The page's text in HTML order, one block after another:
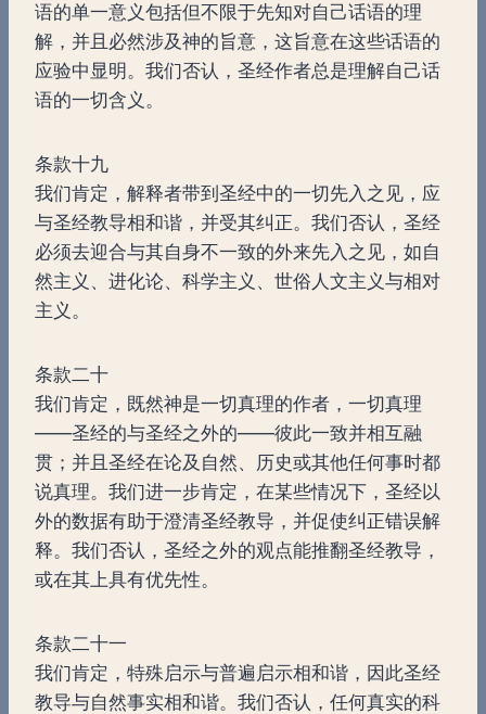
语的单一意义包括但不限于先知对自己话语的理
解，并且必然涉及神的旨意，这旨意在这些话语的
应验中显明。我们否认，圣经作者总是理解自己话
语的一切含义。
条款十九
我们肯定，解释者带到圣经中的一切先入之见，应
与圣经教导相和谐，并受其纠正。我们否认，圣经
必须去迎合与其自身不一致的外来先入之见，如自
然主义、进化论、科学主义、世俗人文主义与相对
主义。
条款二十
我们肯定，既然神是一切真理的作者，一切真理
——圣经的与圣经之外的——彼此一致并相互融
贯；并且圣经在论及自然、历史或其他任何事时都
说真理。我们进一步肯定，在某些情况下，圣经以
外的数据有助于澄清圣经教导，并促使纠正错误解
释。我们否认，圣经之外的观点能推翻圣经教导，
或在其上具有优先性。
条款二十一
我们肯定，特殊启示与普遍启示相和谐，因此圣经
教导与自然事实相和谐。我们否认，任何真实的科